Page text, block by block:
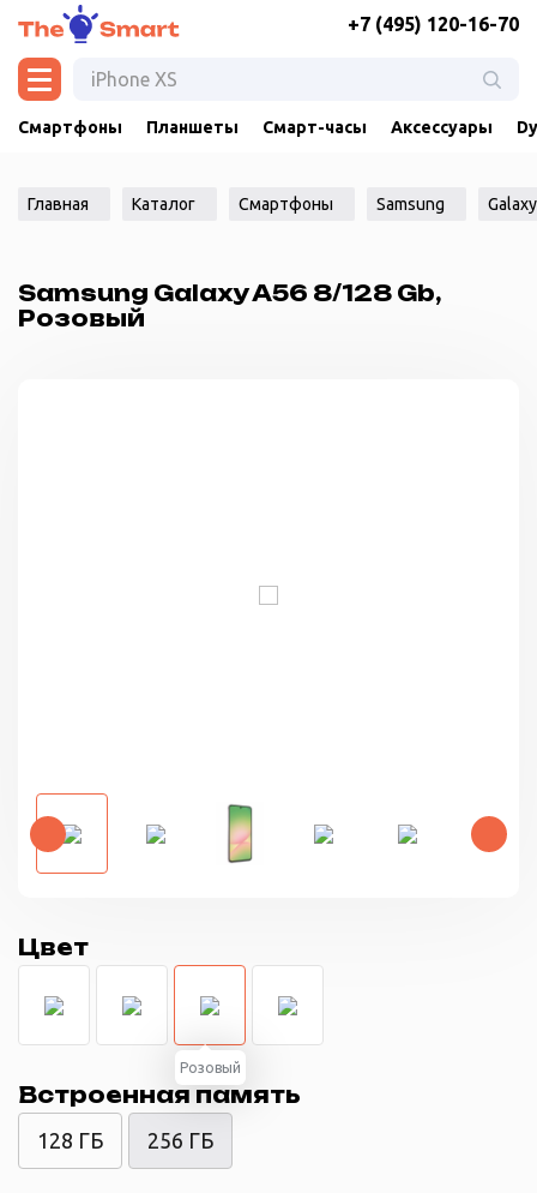
+7 (495) 120-16-70
Смартфоны Планшеты Смарт-часы Аксессуары
Главная Каталог Смартфоны Samsung
Samsung Galaxy A56 8/128 Gb,
Розовый
Цвет
Розовый
Встроенная память
128 ГБ 256 ГБ